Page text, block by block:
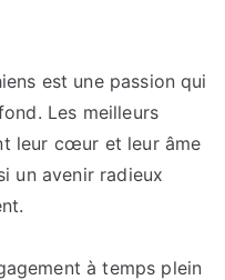
est une passion qui
Les meilleurs
leur cœur et leur âme
un avenir radieux
à temps plein